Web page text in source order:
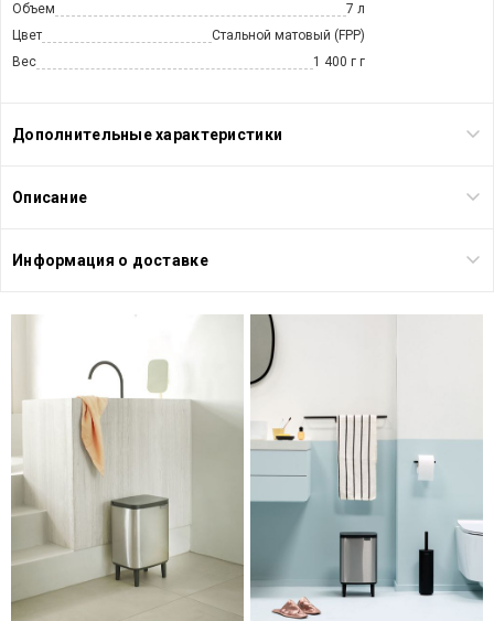
Объем
7 л
Цвет
Стальной матовый (FPP)
Вес
1 400 г г
Дополнительные характеристики
Описание
Информация о доставке